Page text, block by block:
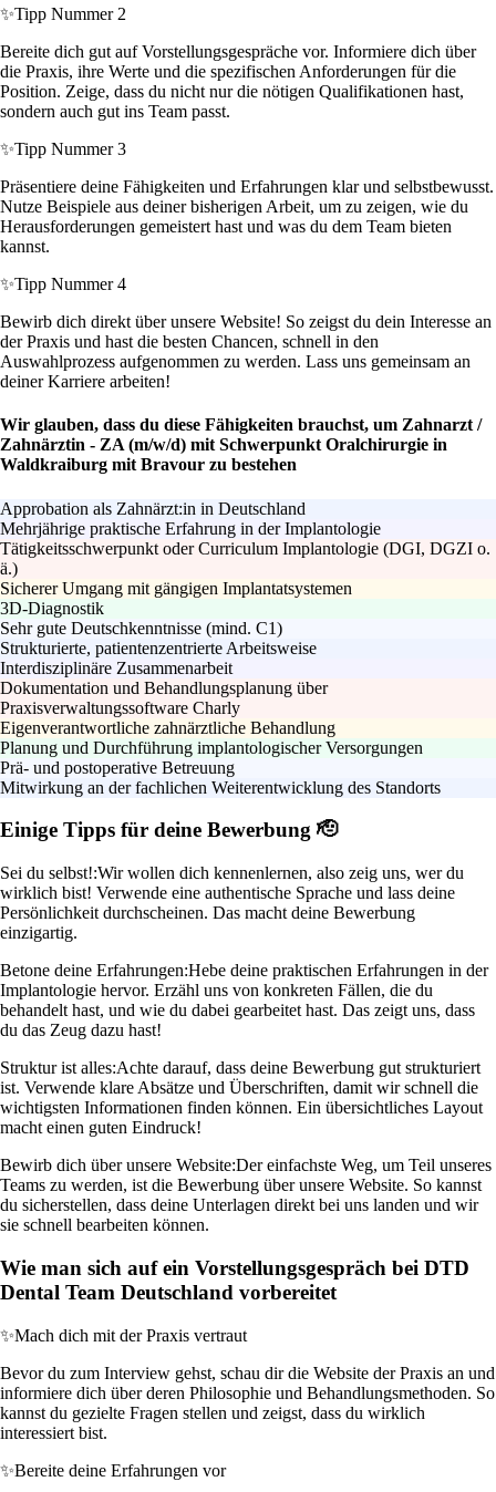
✨Tipp Nummer 2
Bereite dich gut auf Vorstellungsgespräche vor. Informiere dich über
die Praxis, ihre Werte und die spezifischen Anforderungen für die
Position. Zeige, dass du nicht nur die nötigen Qualifikationen hast,
sondern auch gut ins Team passt.
✨Tipp Nummer 3
Präsentiere deine Fähigkeiten und Erfahrungen klar und selbstbewusst.
Nutze Beispiele aus deiner bisherigen Arbeit, um zu zeigen, wie du
Herausforderungen gemeistert hast und was du dem Team bieten
kannst.
✨Tipp Nummer 4
Bewirb dich direkt über unsere Website! So zeigst du dein Interesse an
der Praxis und hast die besten Chancen, schnell in den
Auswahlprozess aufgenommen zu werden. Lass uns gemeinsam an
deiner Karriere arbeiten!
Wir glauben, dass du diese Fähigkeiten brauchst, um Zahnarzt /
Zahnärztin - ZA (m/w/d) mit Schwerpunkt Oralchirurgie in
Waldkraiburg mit Bravour zu bestehen
Approbation als Zahnärzt:in in Deutschland
Mehrjährige praktische Erfahrung in der Implantologie
Tätigkeitsschwerpunkt oder Curriculum Implantologie (DGI, DGZI o.
ä.)
Sicherer Umgang mit gängigen Implantatsystemen
3D-Diagnostik
Sehr gute Deutschkenntnisse (mind. C1)
Strukturierte, patientenzentrierte Arbeitsweise
Interdisziplinäre Zusammenarbeit
Dokumentation und Behandlungsplanung über
Praxisverwaltungssoftware Charly
Eigenverantwortliche zahnärztliche Behandlung
Planung und Durchführung implantologischer Versorgungen
Prä- und postoperative Betreuung
Mitwirkung an der fachlichen Weiterentwicklung des Standorts
Einige Tipps für deine Bewerbung 🫡
Sei du selbst!:Wir wollen dich kennenlernen, also zeig uns, wer du
wirklich bist! Verwende eine authentische Sprache und lass deine
Persönlichkeit durchscheinen. Das macht deine Bewerbung
einzigartig.
Betone deine Erfahrungen:Hebe deine praktischen Erfahrungen in der
Implantologie hervor. Erzähl uns von konkreten Fällen, die du
behandelt hast, und wie du dabei gearbeitet hast. Das zeigt uns, dass
du das Zeug dazu hast!
Struktur ist alles:Achte darauf, dass deine Bewerbung gut strukturiert
ist. Verwende klare Absätze und Überschriften, damit wir schnell die
wichtigsten Informationen finden können. Ein übersichtliches Layout
macht einen guten Eindruck!
Bewirb dich über unsere Website:Der einfachste Weg, um Teil unseres
Teams zu werden, ist die Bewerbung über unsere Website. So kannst
du sicherstellen, dass deine Unterlagen direkt bei uns landen und wir
sie schnell bearbeiten können.
Wie man sich auf ein Vorstellungsgespräch bei DTD
Dental Team Deutschland vorbereitet
✨Mach dich mit der Praxis vertraut
Bevor du zum Interview gehst, schau dir die Website der Praxis an und
informiere dich über deren Philosophie und Behandlungsmethoden. So
kannst du gezielte Fragen stellen und zeigst, dass du wirklich
interessiert bist.
✨Bereite deine Erfahrungen vor